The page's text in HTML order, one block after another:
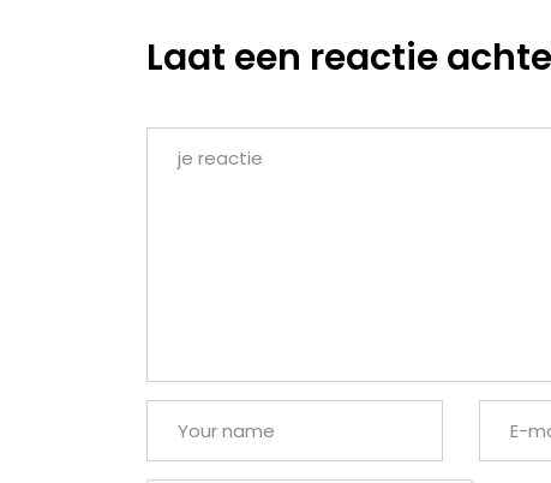
Laat een reactie